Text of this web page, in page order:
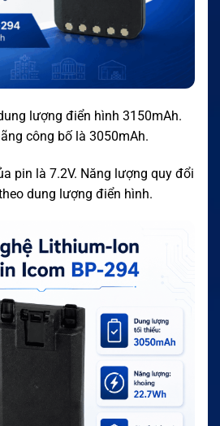
lượng điển hình 3150mAh.
công bố là 3050mAh.
pin là 7.2V. Năng lượng quy đổi
dung lượng điển hình.